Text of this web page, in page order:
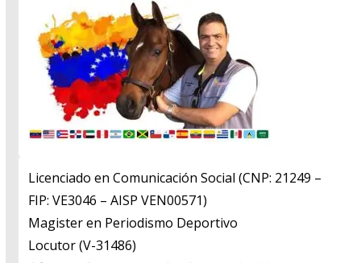
Licenciado en Comunicación Social (CNP: 21249 –
FIP: VE3046 – AISP VEN00571)
​Magister en Periodismo Deportivo
​Locutor (V-31486)